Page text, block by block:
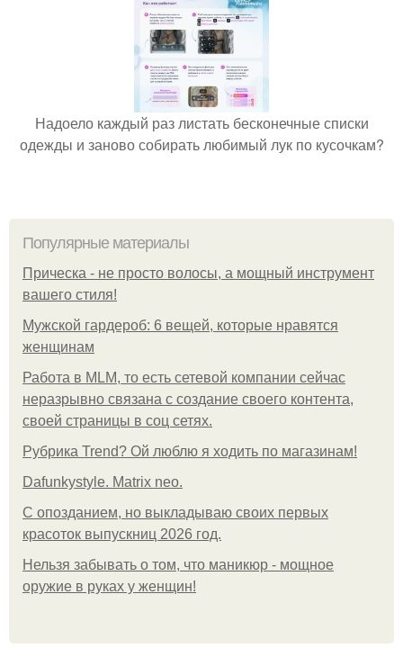
Надоело каждый раз листать бесконечные списки
одежды и заново собирать любимый лук по кусочкам?
Популярные материалы
Прическа - не просто волосы, а мощный инструмент
вашего стиля!
Мужской гардероб: 6 вещей, которые нравятся
женщинам
Работа в MLM, то есть сетевой компании сейчас
неразрывно связана с создание своего контента,
своей страницы в соц сетях.
Рубрика Trend? Ой люблю я ходить по магазинам!
Dafunkystyle. Matrix neo.
С опозданием, но выкладываю своих первых
красоток выпускниц 2026 год.
Нельзя забывать о том, что маникюр - мощное
оружие в руках у женщин!